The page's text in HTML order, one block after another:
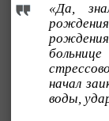
«Да,
начал
воды,